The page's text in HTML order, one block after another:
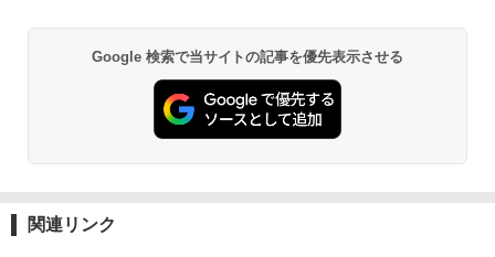
Google 検索で当サイトの記事を優先表示させる
関連リンク